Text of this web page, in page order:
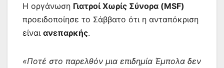
Η οργάνωση Γιατροί Χωρίς Σύνορα (MSF)
προειδοποίησε το Σάββατο ότι η ανταπόκριση
είναι ανεπαρκής.
«Ποτέ στο παρελθόν μια επιδημία Έμπολα δεν